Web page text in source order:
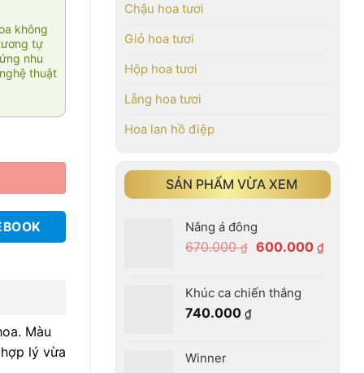
Chậu hoa tươi
Giỏ hoa tươi
Hộp hoa tươi
Lẵng hoa tươi
Hoa lan hồ điệp
SẢN PHẨM VỪA XEM
Nắng á đông
670.000₫ Giá
670.000 ₫.
600.000 ₫Giá
Khúc ca chiến thắng
740.000 ₫
Winner
không
tự
nhu
thuật
Màu
lý vừa